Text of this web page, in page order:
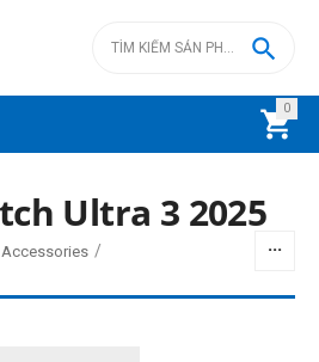
0


Ultra 3 2025
/